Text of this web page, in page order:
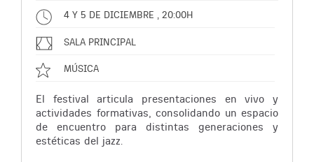
4 Y 5 DE DICIEMBRE , 20:00H
SALA PRINCIPAL
MÚSICA
El festival articula presentaciones en vivo y
actividades formativas, consolidando un espacio
de encuentro para distintas generaciones y
estéticas del jazz.